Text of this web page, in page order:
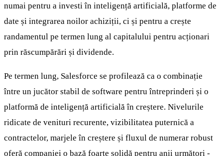
numai pentru a investi în inteligență artificială, platforme de
date și integrarea noilor achiziții, ci și pentru a crește
randamentul pe termen lung al capitalului pentru acționari
prin răscumpărări și dividende.
Pe termen lung, Salesforce se profilează ca o combinație
între un jucător stabil de software pentru întreprinderi și o
platformă de inteligență artificială în creștere. Nivelurile
ridicate de venituri recurente, vizibilitatea puternică a
contractelor, marjele în creștere și fluxul de numerar robust
oferă companiei o bază foarte solidă pentru anii următori -